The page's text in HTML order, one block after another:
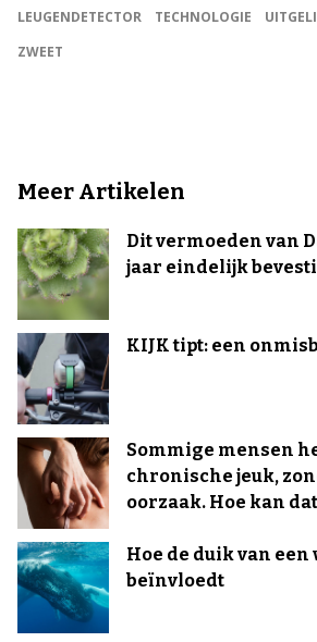
LEUGENDETECTOR
TECHNOLOGIE
ZWEET
Meer Artikelen
Dit vermoeden van
jaar eindelijk
KIJK tipt: een
Sommige mensen
chronische jeuk,
oorzaak. Hoe kan
Hoe de duik van
beïnvloedt